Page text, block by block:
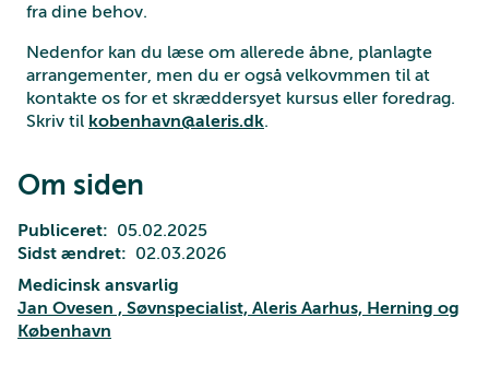
fra dine behov.
Nedenfor kan du læse om allerede åbne, planlagte
arrangementer, men du er også velkovmmen til at
kontakte os for et skræddersyet kursus eller foredrag.
Skriv til kobenhavn@aleris.dk.
Om siden
Publiceret
05.02.2025
Sidst ændret
02.03.2026
Medicinsk ansvarlig
Jan Ovesen , Søvnspecialist, Aleris Aarhus, Herning og
København